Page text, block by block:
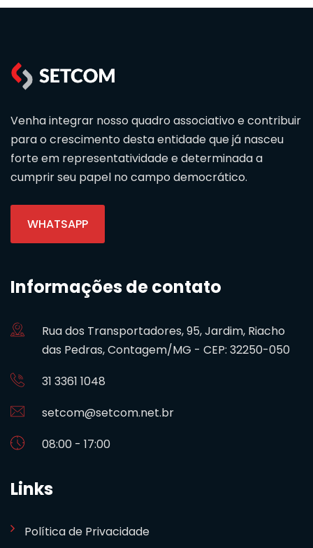
Venha integrar nosso quadro associativo e contribuir
para o crescimento desta entidade que já nasceu
forte em representatividade e determinada a
cumprir seu papel no campo democrático.
WHATSAPP
Informações de contato
Rua dos Transportadores, 95, Jardim, Riacho
das Pedras, Contagem/MG - CEP: 32250-050
31 3361 1048
setcom@setcom.net.br
08:00 - 17:00
Links
Política de Privacidade